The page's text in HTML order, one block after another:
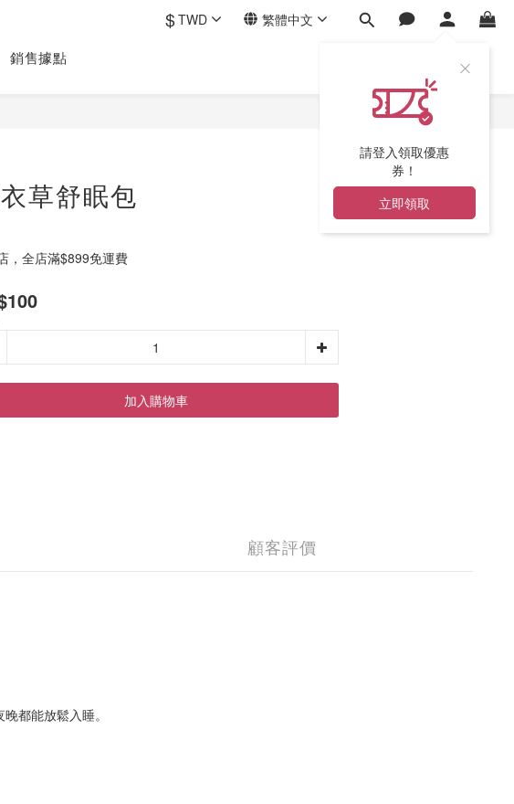
$TWD 繁體中文
請登入領取優惠
券！
立即領取
銷售據點
草舒眠包
，全店滿$899免運費
加入購物車
顧客評價
都能放鬆入睡。